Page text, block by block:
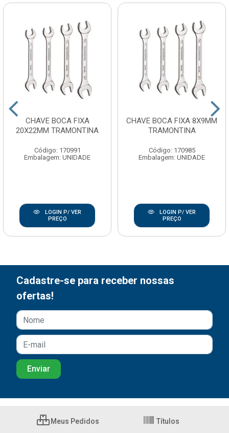
CHAVE BOCA FIXA
20X22MM TRAMONTINA
Código: 170991
Embalagem: UNIDADE
LOGIN P/ VER
PREÇO
CHAVE BOCA FIXA 8X9MM
TRAMONTINA
Código: 170985
Embalagem: UNIDADE
LOGIN P/ VER
PREÇO
Cadastre-se para receber nossas
ofertas!
Meus Pedidos Títulos